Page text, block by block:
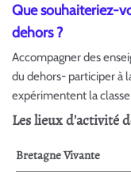
Que souhaiteriez-
dehors ?
Accompagner des
du dehors- participer à
expérimentent la
Les lieux d'activité
Bretagne Vivante